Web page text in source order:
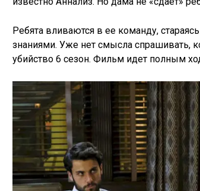
Ребята вливаются в ее команду,
знаниями. Уже нет смысла спрашивать,
убийство 6 сезон. Фильм идет полным